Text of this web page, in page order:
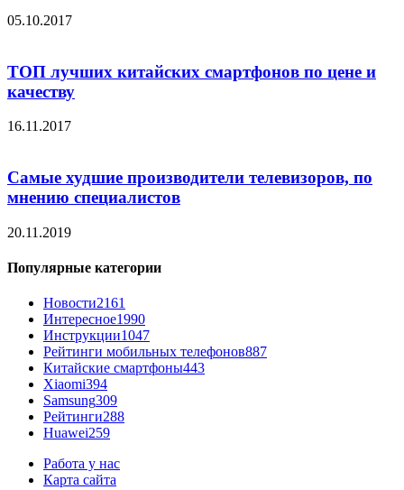
05.10.2017
ТОП лучших китайских смартфонов по цене и
качеству
16.11.2017
Самые худшие производители телевизоров, по
мнению специалистов
20.11.2019
Популярные категории
Новости2161
Интересное1990
Инструкции1047
Рейтинги мобильных телефонов887
Китайские смартфоны443
Xiaomi394
Samsung309
Рейтинги288
Huawei259
Работа у нас
Карта сайта